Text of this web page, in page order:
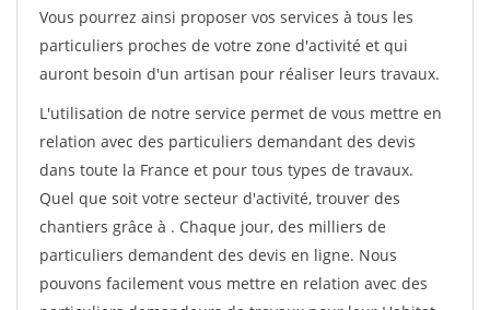
Vous pourrez ainsi proposer vos services à tous les
particuliers proches de votre zone d'activité et qui
auront besoin d'un artisan pour réaliser leurs travaux.
L'utilisation de notre service permet de vous mettre en
relation avec des particuliers demandant des devis
dans toute la France et pour tous types de travaux.
Quel que soit votre secteur d'activité, trouver des
chantiers grâce à . Chaque jour, des milliers de
particuliers demandent des devis en ligne. Nous
pouvons facilement vous mettre en relation avec des